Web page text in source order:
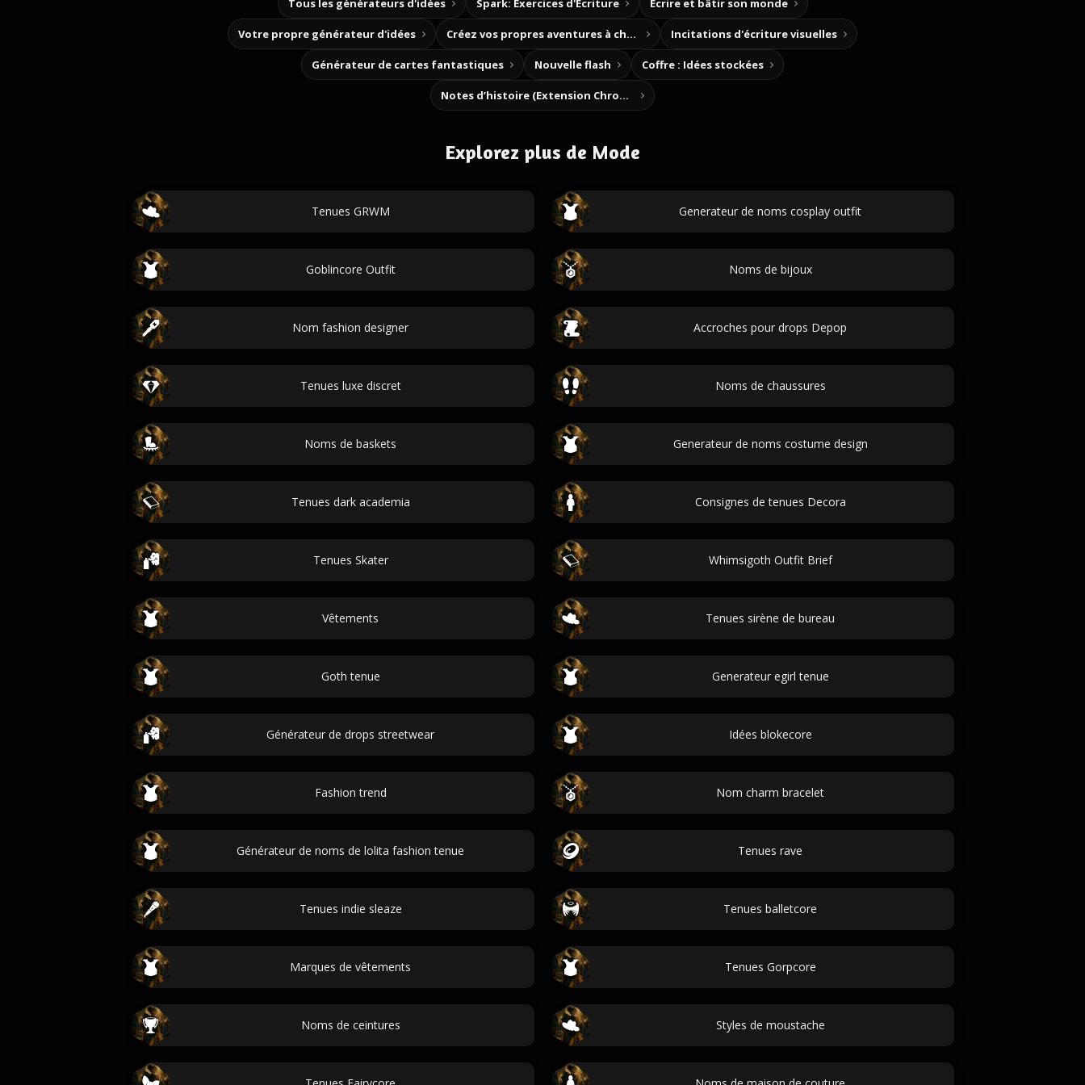
Tous les générateurs d'idées Spark: Exercices d'Écriture Écrire et bâtir son monde
Votre propre générateur d'idées Créez vos propres aventures à choix Incitations d'écriture visuelles
Générateur de cartes fantastiques Nouvelle flash Coffre : Idées stockées
Notes d’histoire (Extension Chrome)
Explorez plus de Mode
Tenues GRWM Generateur de noms cosplay outfit
Goblincore Outfit Noms de bijoux
Nom fashion designer Accroches pour drops Depop
Tenues luxe discret Noms de chaussures
Noms de baskets Generateur de noms costume design
Tenues dark academia Consignes de tenues Decora
Tenues Skater Whimsigoth Outfit Brief
Vêtements Tenues sirène de bureau
Goth tenue Generateur egirl tenue
Générateur de drops streetwear Idées blokecore
Fashion trend Nom charm bracelet
Générateur de noms de lolita fashion tenue Tenues rave
Tenues indie sleaze Tenues balletcore
Marques de vêtements Tenues Gorpcore
Noms de ceintures Styles de moustache